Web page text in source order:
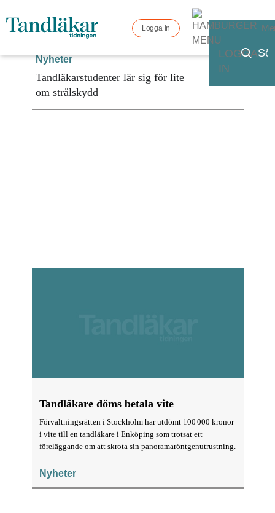
Logga in
LOGGA
IN
Tandläkare döms betala vite
Förvaltningsrätten i Stockholm har utdömt 100 000 kronor
i vite till en tandläkare i Enköping som trotsat ett
föreläggande om att skrota sin panoramaröntgenutrustning.
Nyheter
Tandläkarstudenter lär sig för lite
om strålskydd
Nyheter